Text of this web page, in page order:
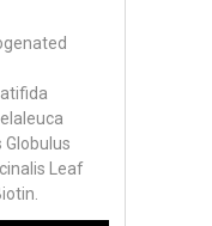
Leaf